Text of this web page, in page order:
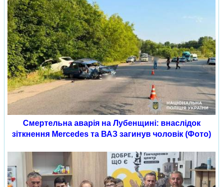
Смертельна аварія на Лубенщині: внаслідок
зіткнення Mercedes та ВАЗ загинув чоловік (Фото)